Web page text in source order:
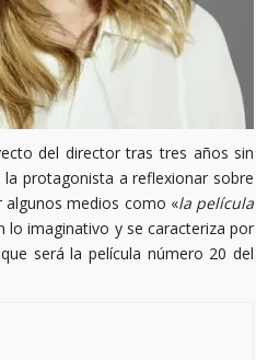
del director tras tres años sin
protagonista a reflexionar sobre
algunos medios como «la película
lo imaginativo y se caracteriza por
será la película número 20 del